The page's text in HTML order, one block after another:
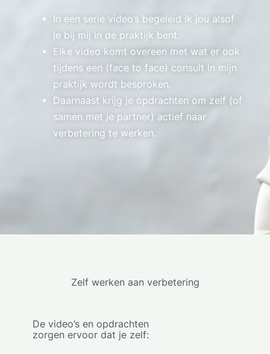
In een serie video’s begeleid ik jou alsof
je bij mij in de praktijk bent.
Elke video komt overeen met wat er ook
tijdens een (face to face) consult in mijn
praktijk wordt besproken.
Daarnaast krijg je opdrachten om zelf (of
samen met je partner) actief naar
verbetering te werken.
Zelf werken aan verbetering
De video’s en opdrachten
zorgen ervoor dat je zelf: